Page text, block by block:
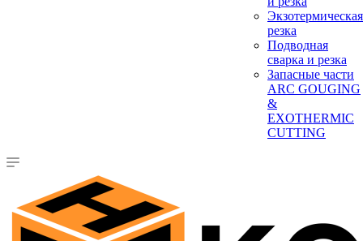
Экзотермическая
резка
Подводная
сварка и резка
Запасные части
ARC GOUGING
&
EXOTHERMIC
CUTTING